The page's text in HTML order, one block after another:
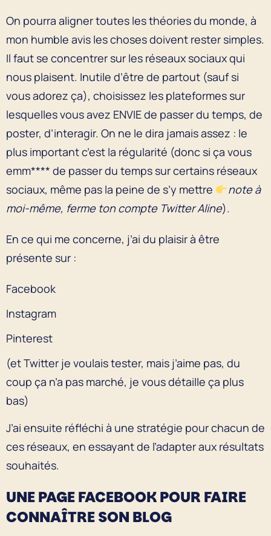
On pourra aligner toutes les théories du monde, à
mon humble avis les choses doivent rester simples.
Il faut se concentrer sur les réseaux sociaux qui
nous plaisent. Inutile d’être de partout (sauf si
vous adorez ça), choisissez les plateformes sur
lesquelles vous avez ENVIE de passer du temps, de
poster, d’interagir. On ne le dira jamais assez : le
plus important c’est la régularité (donc si ça vous
emm**** de passer du temps sur certains réseaux
sociaux, même pas la peine de s’y mettre
note à
moi-même, ferme ton compte Twitter Aline).
En ce qui me concerne, j’ai du plaisir à être
présente sur :
Facebook
Instagram
Pinterest
(et Twitter je voulais tester, mais j’aime pas, du
coup ça n’a pas marché, je vous détaille ça plus
bas)
J’ai ensuite réfléchi à une stratégie pour chacun de
ces réseaux, en essayant de l’adapter aux résultats
souhaités.
UNE PAGE FACEBOOK POUR FAIRE
CONNAÎTRE SON BLOG